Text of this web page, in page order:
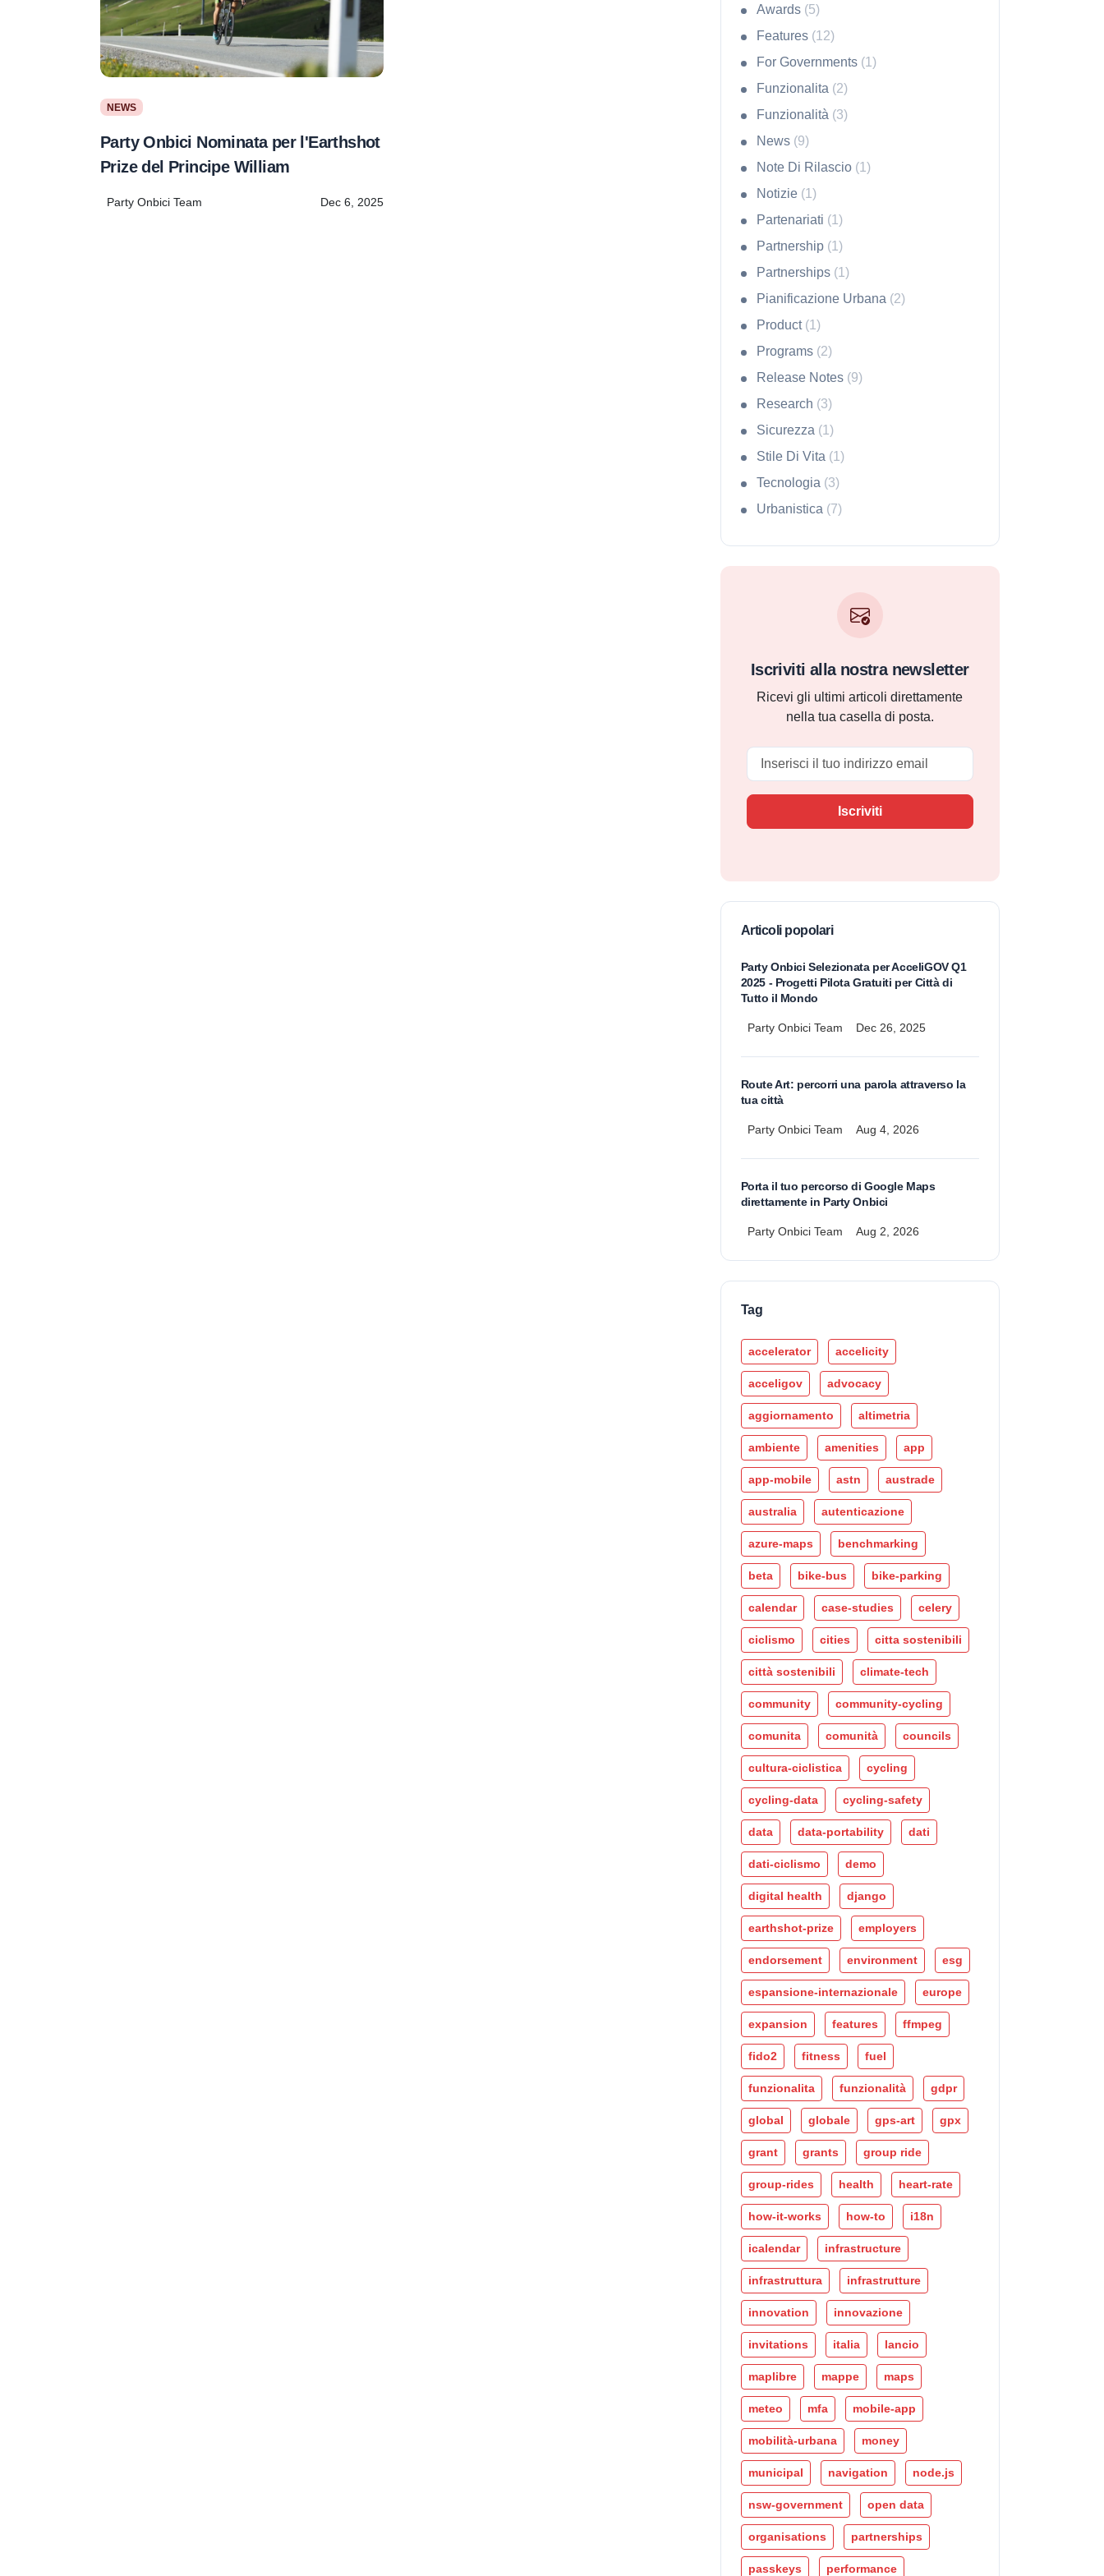
NEWS
Party Onbici Nominata per l'Earthshot
Prize del Principe William
Party Onbici Team Dec 6, 2025
Awards (5)
Features (12)
For Governments (1)
Funzionalita (2)
Funzionalità (3)
News (9)
Note Di Rilascio (1)
Notizie (1)
Partenariati (1)
Partnership (1)
Partnerships (1)
Pianificazione Urbana (2)
Product (1)
Programs (2)
Release Notes (9)
Research (3)
Sicurezza (1)
Stile Di Vita (1)
Tecnologia (3)
Urbanistica (7)
Iscriviti alla nostra newsletter
Ricevi gli ultimi articoli direttamente
nella tua casella di posta.
Iscriviti
Articoli popolari
Party Onbici Selezionata per AcceliGOV Q1
2025 - Progetti Pilota Gratuiti per Città di
Tutto il Mondo
Party Onbici Team Dec 26, 2025
Route Art: percorri una parola attraverso la
tua città
Party Onbici Team Aug 4, 2026
Porta il tuo percorso di Google Maps
direttamente in Party Onbici
Party Onbici Team Aug 2, 2026
Tag
accelerator accelicity
acceligov advocacy
aggiornamento altimetria
ambiente amenities app
app-mobile astn austrade
australia autenticazione
azure-maps benchmarking
beta bike-bus bike-parking
calendar case-studies celery
ciclismo cities citta sostenibili
città sostenibili climate-tech
community community-cycling
comunita comunità councils
cultura-ciclistica cycling
cycling-data cycling-safety
data data-portability dati
dati-ciclismo demo
digital health django
earthshot-prize employers
endorsement environment esg
espansione-internazionale europe
expansion features ffmpeg
fido2 fitness fuel
funzionalita funzionalità gdpr
global globale gps-art gpx
grant grants group ride
group-rides health heart-rate
how-it-works how-to i18n
icalendar infrastructure
infrastruttura infrastrutture
innovation innovazione
invitations italia lancio
maplibre mappe maps
meteo mfa mobile-app
mobilità-urbana money
municipal navigation node.js
nsw-government open data
organisations partnerships
passkeys performance